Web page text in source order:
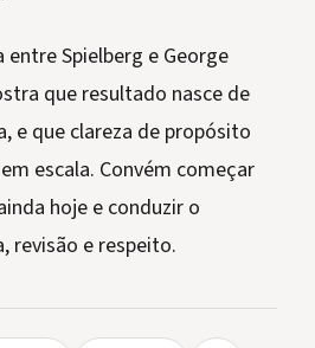
entre Spielberg e George
que resultado nasce de
e que clareza de propósito
escala. Convém começar
hoje e conduzir o
revisão e respeito.